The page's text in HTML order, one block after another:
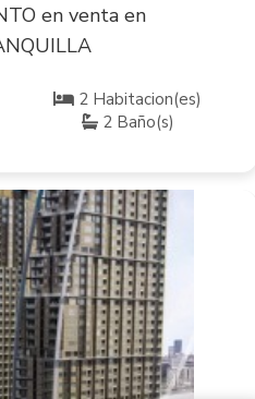
en venta en
2 Habitacion(es)
2 Baño(s)